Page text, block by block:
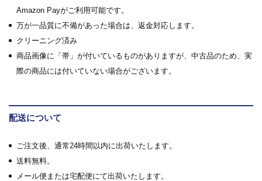
Amazon Payがご利用可能です。
万が一品質に不備があった場合は、返金対応します。
クリーニング済み
商品画像に「帯」が付いているものがありますが、中古品のため、実
際の商品には付いていない場合がございます。
配送について
ご注文後、通常24時間以内に出荷いたします。
送料無料。
メール便または宅配便にて出荷いたします。